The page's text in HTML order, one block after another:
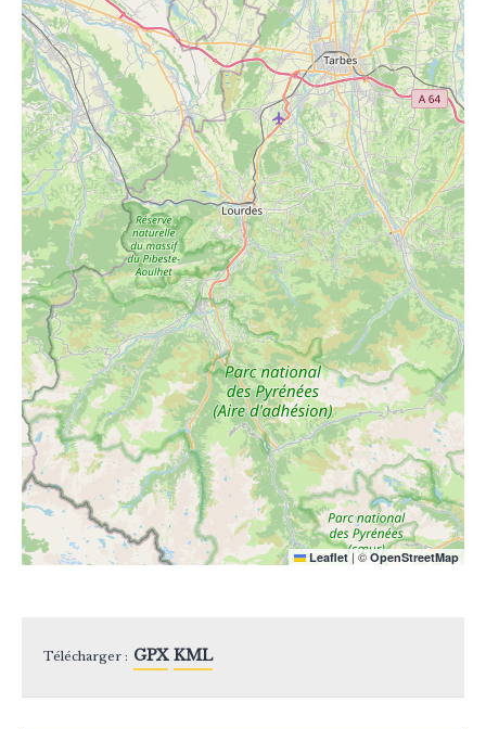
Leaflet |©OpenStreetMap
Télécharger : GPX KML